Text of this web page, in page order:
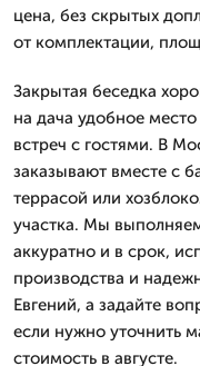
цена, без скрытых
от комплектации,
Закрытая беседка
на дача удобное
встреч с гостями. В
заказывают вместе с
террасой или
участка. Мы
аккуратно и в срок,
производства и
Евгений, а задайте
если нужно уточнить
стоимость в августе.